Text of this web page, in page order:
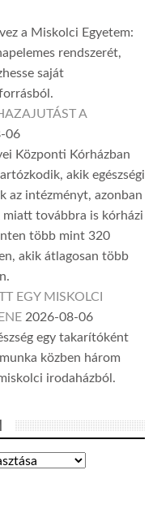
a Miskolci Egyetem:
rendszerét,
saját
A
06
Központi Kórházban
akik egészségi
az intézményt, azonban
miatt továbbra is kórházi
több mint 320
akik átlagosan több
EGY MISKOLCI
2026-08-06
egy takarítóként
közben három
irodaházból.